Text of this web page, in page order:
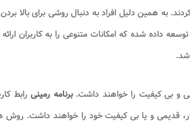
به همین دلیل افراد به دنبال روشی برای بالا
داده شده که امکانات متنوعی را به کاربران
و بی کیفیت را خواهند داشت.برنامه رمینی رابط
قدیمی و یا بی کیفیت خود را خواهند داشت. روش